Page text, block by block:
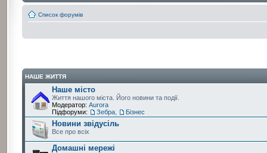
Список форумів
НАШЕ ЖИТТЯ
Наше місто
Життя нашого міста. Його новини та події.
Модератор: Aurora
Підфоруми:
Зебра, Бізнес
Новини звідусіль
Все про всіх
Домашні мережі